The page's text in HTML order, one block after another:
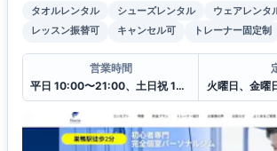
タオルレンタル シューズレンタル
ウェアレンタ
レッスン振替可
キャンセル可 トレーナー固定制
営業時間
平日 10:00〜21:00、土日祝 10:00〜20:00
火曜日、金曜